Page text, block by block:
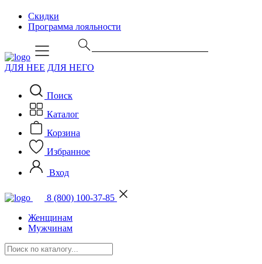
Скидки
Программа лояльности
ДЛЯ НЕЕ ДЛЯ НЕГО
Поиск
Каталог
Корзина
Избранное
Вход
8 (800) 100-37-85
Женщинам
Мужчинам